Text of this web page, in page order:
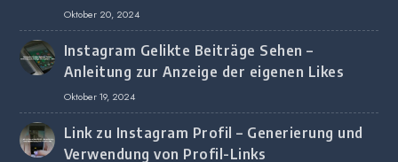
Screenshot-Erkennung
Oktober 20, 2024
Instagram Gelikte Beiträge Sehen –
Anleitung zur Anzeige der eigenen Likes
Oktober 19, 2024
Link zu Instagram Profil – Generierung und
Verwendung von Profil-Links